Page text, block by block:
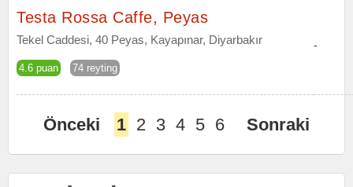
Testa Rossa Caffe, Peyas
Tekel Caddesi, 40 Peyas, Kayapınar, Diyarbakır
4.6 puan 74 reyting
-
Önceki 1 2 3 4 5 6 Sonraki